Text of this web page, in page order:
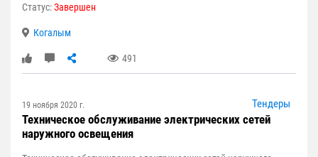
Статус:Завершен
Когалым
491
19 ноября 2020 г. Тендеры
Техническое обслуживание электрических сетей
наружного освещения